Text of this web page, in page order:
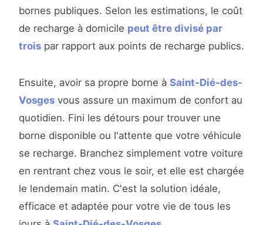
bornes publiques. Selon les estimations, le coût
de recharge à domicile peut être divisé par
trois par rapport aux points de recharge publics.
Ensuite, avoir sa propre borne à Saint-Dié-des-
Vosges vous assure un maximum de confort au
quotidien. Fini les détours pour trouver une
borne disponible ou l'attente que votre véhicule
se recharge. Branchez simplement votre voiture
en rentrant chez vous le soir, et elle est chargée
le lendemain matin. C'est la solution idéale,
efficace et adaptée pour votre vie de tous les